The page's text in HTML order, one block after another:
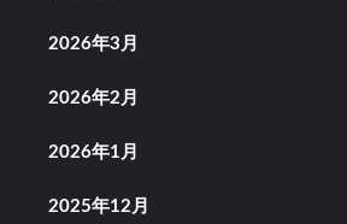
2026年3月
2026年2月
2026年1月
2025年12月